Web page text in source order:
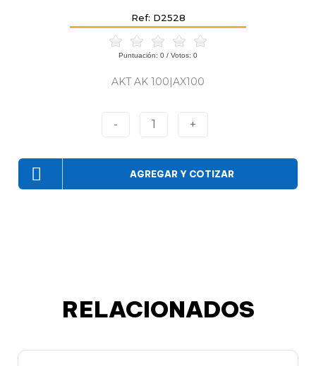
Ref: D2528
Puntuación: 0 / Votos: 0
AKT AK 100|AX100
- 1 +
AGREGAR Y COTIZAR
RELACIONADOS